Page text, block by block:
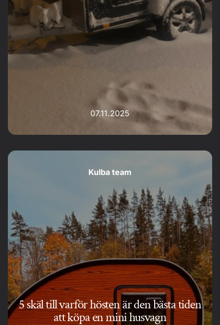
07.11.2025
Kulba team
5 skäl till varför hösten är den bästa tiden
att köpa en mini husvagn